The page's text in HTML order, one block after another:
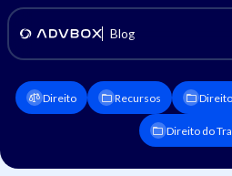
Blog
Direito Recursos
Direito do